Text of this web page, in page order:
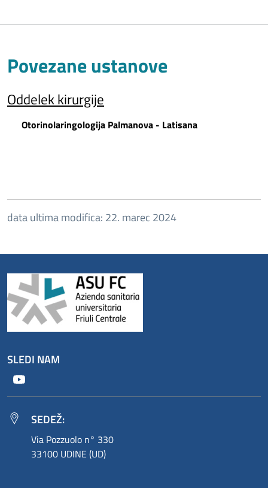
Povezane ustanove
Oddelek kirurgije
Otorinolaringologija Palmanova - Latisana
data ultima modifica: 22. marec 2024
SLEDI NAM
SEDEŽ:
Via Pozzuolo n° 330
33100 UDINE (UD)